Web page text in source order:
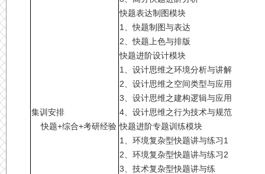
集训安排
快题+综合+考研经验
快题表达制图模块
1、快题制图与表达
2、快题上色与排版
快题进阶设计模块
1、设计思维之环境分析与讲解
2、设计思维之空间类型与应用
3、设计思维之建构逻辑与应用
4、设计思维之行为技术与规范
快题进阶专题训练模块
1、环境复杂型快题讲与练习1
2、环境复杂型快题讲与练习2
3、技术复杂型快题讲与练